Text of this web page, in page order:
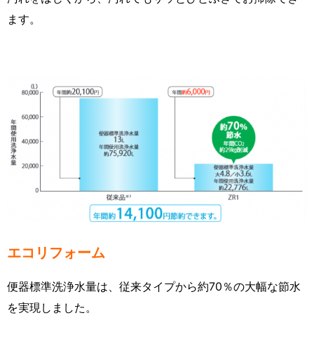
ます。
エコリフォーム
便器標準洗浄水量は、従来タイプから約70％の大幅な節水
を実現しました。